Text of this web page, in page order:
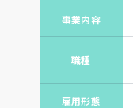
事業内容
職種
雇用形態